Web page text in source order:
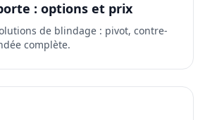
: options et prix
de blindage : pivot, contre-
complète.